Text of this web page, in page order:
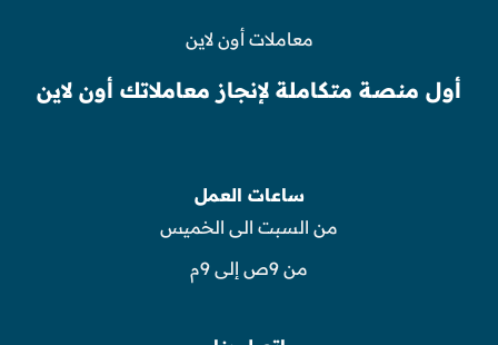
معاملات أون لاين
أول منصة متكاملة لإنجاز معاملاتك أون لاين
ساعات العمل
من السبت الى الخميس
من 9ص إلى 9م